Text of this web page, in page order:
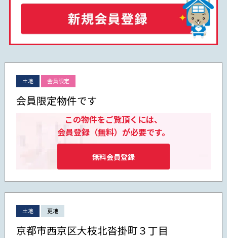
土地 会員限定
会員限定物件です
この物件をご覧頂くには、
会員登録（無料）が必要です。
無料会員登録
土地 更地
京都市西京区大枝北沓掛町３丁目